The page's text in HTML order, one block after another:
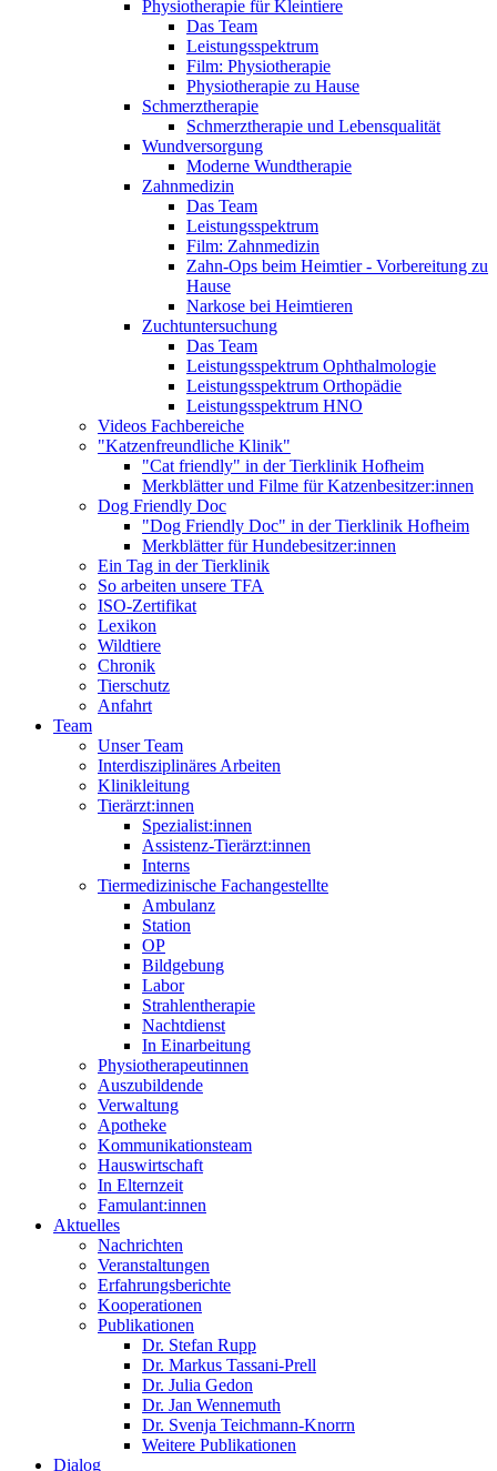
Physiotherapie für Kleintiere
Das Team
Leistungsspektrum
Film: Physiotherapie
Physiotherapie zu Hause
Schmerztherapie
Schmerztherapie und Lebensqualität
Wundversorgung
Moderne Wundtherapie
Zahnmedizin
Das Team
Leistungsspektrum
Film: Zahnmedizin
Zahn-Ops beim Heimtier - Vorbereitung zu
Hause
Narkose bei Heimtieren
Zuchtuntersuchung
Das Team
Leistungsspektrum Ophthalmologie
Leistungsspektrum Orthopädie
Leistungsspektrum HNO
Videos Fachbereiche
"Katzenfreundliche Klinik"
"Cat friendly" in der Tierklinik Hofheim
Merkblätter und Filme für Katzenbesitzer:innen
Dog Friendly Doc
"Dog Friendly Doc" in der Tierklinik Hofheim
Merkblätter für Hundebesitzer:innen
Ein Tag in der Tierklinik
So arbeiten unsere TFA
ISO-Zertifikat
Lexikon
Wildtiere
Chronik
Tierschutz
Anfahrt
Team
Unser Team
Interdisziplinäres Arbeiten
Klinikleitung
Tierärzt:innen
Spezialist:innen
Assistenz-Tierärzt:innen
Interns
Tiermedizinische Fachangestellte
Ambulanz
Station
OP
Bildgebung
Labor
Strahlentherapie
Nachtdienst
In Einarbeitung
Physiotherapeutinnen
Auszubildende
Verwaltung
Apotheke
Kommunikationsteam
Hauswirtschaft
In Elternzeit
Famulant:innen
Aktuelles
Nachrichten
Veranstaltungen
Erfahrungsberichte
Kooperationen
Publikationen
Dr. Stefan Rupp
Dr. Markus Tassani-Prell
Dr. Julia Gedon
Dr. Jan Wennemuth
Dr. Svenja Teichmann-Knorrn
Weitere Publikationen
Dialog